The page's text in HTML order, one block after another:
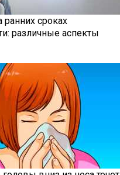
сроках
различные аспекты